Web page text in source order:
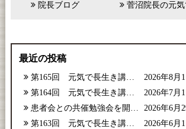
菅沼院長の元
院長ブログ
最近の投稿
第165回 元気で長生き講座【2026年8月号】
2026年8月1
第164回 元気で長生き講座【2026年7月号】
2026年7月1
患者会との共催勉強会を開催しました
2026年6月
第163回 元気で長生き講座【2026年6月号】
2026年6月1